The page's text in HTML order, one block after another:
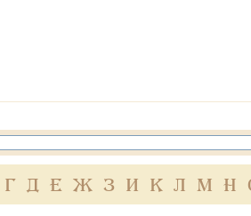
Г Д Е Ж З И К Л М Н